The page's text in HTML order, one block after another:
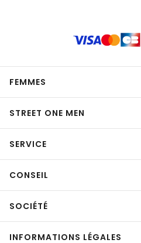
FEMMES
STREET ONE MEN
SERVICE
CONSEIL
SOCIÉTÉ
INFORMATIONS LÉGALES